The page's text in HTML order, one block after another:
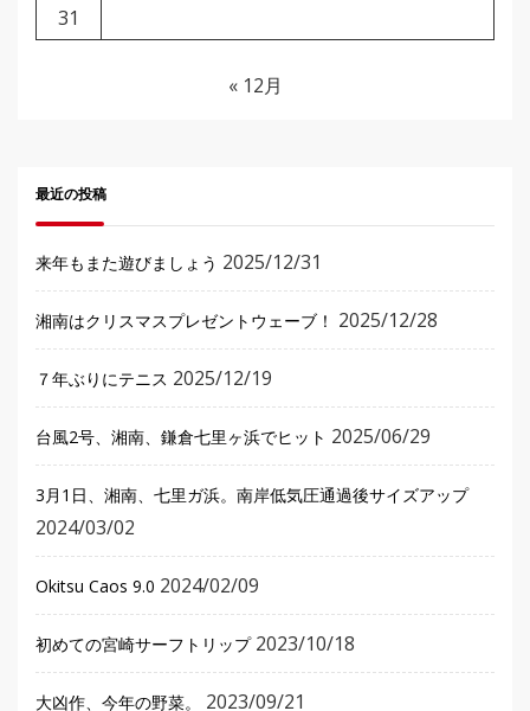
31
« 12月
最近の投稿
来年もまた遊びましょう 2025/12/31
湘南はクリスマスプレゼントウェーブ！ 2025/12/28
７年ぶりにテニス 2025/12/19
台風2号、湘南、鎌倉七里ヶ浜でヒット 2025/06/29
3月1日、湘南、七里ガ浜。南岸低気圧通過後サイズアップ
2024/03/02
Okitsu Caos 9.0 2024/02/09
初めての宮崎サーフトリップ 2023/10/18
大凶作、今年の野菜。 2023/09/21